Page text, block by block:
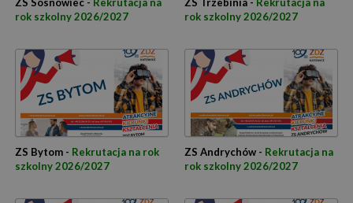
ZS Sosnowiec - Rekrutacja na
rok szkolny 2026/2027
ZS Trzebinia - Rekrutacja na
rok szkolny 2026/2027
ZS Bytom - Rekrutacja na rok
szkolny 2026/2027
ZS Andrychów - Rekrutacja na
rok szkolny 2026/2027